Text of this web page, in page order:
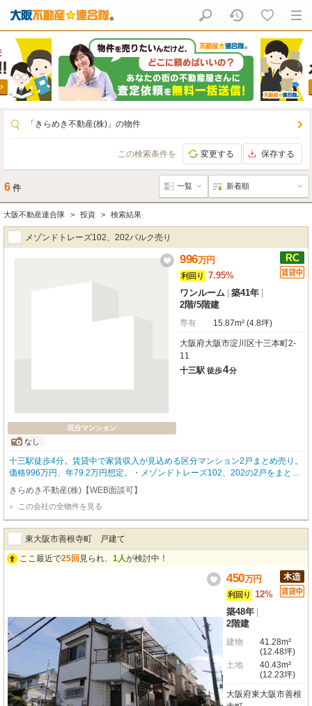
「きらめき不動産(株)」の物件
この検索条件を 変更する 保存する
6 件
大阪不動産連合隊 投資 検索結果
メゾンドトレーズ102、202バルク売り
区分マンション
なし
996万円
利回り
7.95%
ワンルーム 築41年
2階/5階建
専有 15.87m² (4.8坪)
大阪府大阪市淀川区十三本町2-
11
十三駅 徒歩4分
十三駅徒歩4分。賃貸中で家賃収入が見込める区分マンション2戸まとめ売り。
価格996万円、年79.2万円想定。・メゾンドトレーズ102、202の2戸をまとめ
て購入でき、管理の手間を減らしやすい ・阪急神戸本線「十三」駅から徒歩4
分で、入居者が集まりやすい立地 ・賃貸中のため、購入後すぐに家賃収入が
見込める ・想定年間収入79万2000円、表面利回り7.95%で収支の目安が立て
やすい ・1984年12月築の区分マンションで、1戸ずつの売却も検討しやすい
きらめき不動産(株)【WEB面談可】
この会社の全物件を見る
東大阪市善根寺町 戸建て
ここ最近で25回 見られ、 1人が検討中！
450万円
利回り
12%
築48年
2階建
建物
41.28m²
(12.48坪)
土地
40.43m²
(12.23坪)
大阪府東大阪市善根